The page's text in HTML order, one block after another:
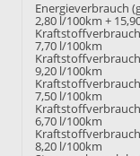
Energieverbrauch
2,80 l/100km +
7,70 l/100km
9,20 l/100km
7,50 l/100km
6,70 l/100km
8,20 l/100km